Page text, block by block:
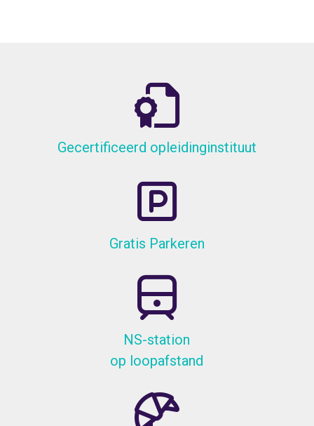
Gecertificeerd opleidinginstituut
Gratis Parkeren
NS-station
op loopafstand